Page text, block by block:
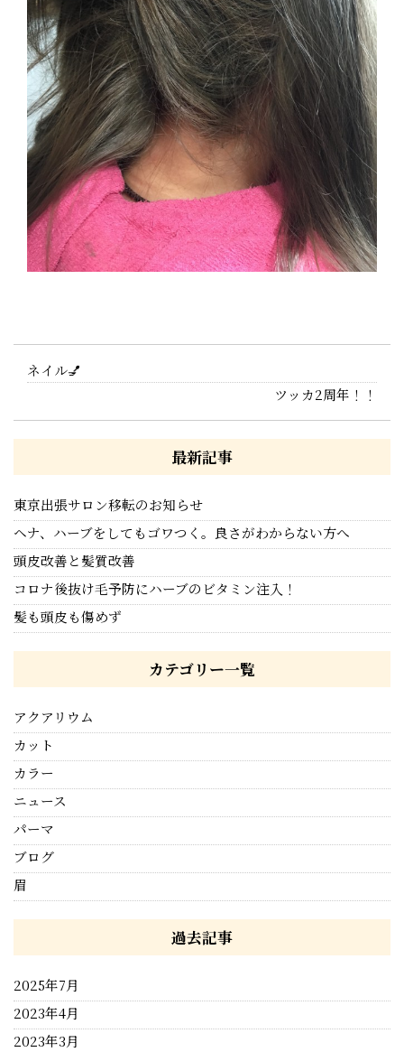
ネイル💅
ツッカ2周年！！
最新記事
東京出張サロン移転のお知らせ
ヘナ、ハーブをしてもゴワつく。良さがわからない方へ
頭皮改善と髪質改善
コロナ後抜け毛予防にハーブのビタミン注入！
髪も頭皮も傷めず
カテゴリー一覧
アクアリウム
カット
カラー
ニュース
パーマ
ブログ
眉
過去記事
2025年7月
2023年4月
2023年3月